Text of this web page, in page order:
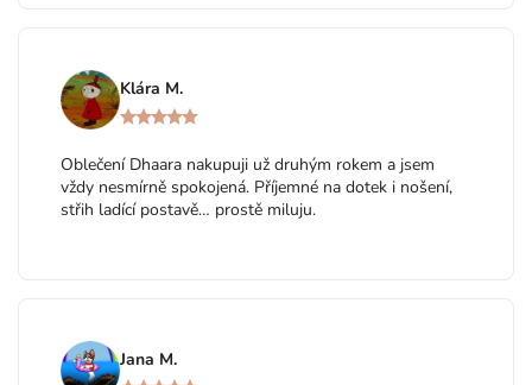
Klára M.
Oblečení Dhaara nakupuji už druhým rokem a jsem
vždy nesmírně spokojená. Příjemné na dotek i nošení,
střih ladící postavě… prostě miluju.
Jana M.